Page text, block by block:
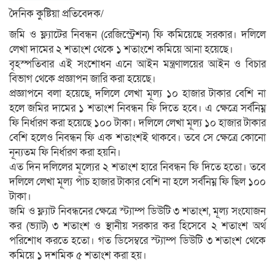
দৈনিক কুষ্টিয়া প্রতিবেদক/
জমি ও ফ্ল্যাটের নিবন্ধন (রেজিস্ট্রেশন) ফি কমিয়েছে সরকার। দলিলে
লেখা দামের ২ শতাংশ থেকে ১ শতাংশে কমিয়ে আনা হয়েছে।
বৃহস্পতিবার এই সংশোধন এনে আইন মন্ত্রণালয়ের আইন ও বিচার
বিভাগ থেকে প্রজ্ঞাপন জারি করা হয়েছে।
প্রজ্ঞাপনে বলা হয়েছে, দলিলে লেখা মূল্য ১০ হাজার টাকার বেশি না
হলে জমির দামের ১ শতাংশ নিবন্ধন ফি দিতে হবে। এ ক্ষেত্রে সর্বনিম্ন
ফি নির্ধারণ করা হয়েছে ১০০ টাকা। দলিলে লেখা মূল্য ১০ হাজার টাকার
বেশি হলেও নিবন্ধন ফি এক শতাংশই থাকবে। তবে সে ক্ষেত্রে কোনো
নূন্যতম ফি নির্ধারণ করা হয়নি।
এত দিন দলিলের মূল্যের ২ শতাংশ হারে নিবন্ধন ফি দিতে হতো। তবে
দলিলে লেখা মূল্য পাঁচ হাজার টাকার বেশি না হলে সর্বনিম্ন ফি ছিল ১০০
টাকা।
জমি ও ফ্ল্যাট নিবন্ধনের ক্ষেত্রে স্ট্যাম্প ডিউটি ৩ শতাংশ, মূল্য সংযোজন
কর (ভ্যাট) ৩ শতাংশ ও স্থানীয় সরকার কর হিসেবে ২ শতাংশ অর্থ
পরিশোধ করতে হতো। গত ডিসেম্বরে স্ট্যাম্প ডিউটি ৩ শতাংশ থেকে
কমিয়ে ১ দশমিক ৫ শতাংশ করা হয়।